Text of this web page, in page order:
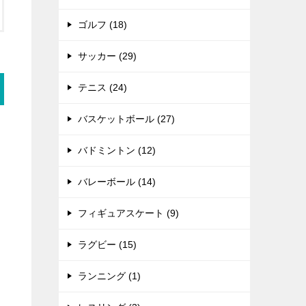
ゴルフ (18)
サッカー (29)
テニス (24)
バスケットボール (27)
バドミントン (12)
バレーボール (14)
フィギュアスケート (9)
ラグビー (15)
ランニング (1)